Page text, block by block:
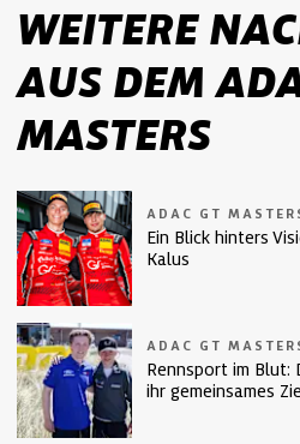
WEITERE
AUS DEM
MASTERS
ADAC GT
Ein Blick hinters
Kalus
ADAC GT
Rennsport im Blut:
ihr gemeinsames